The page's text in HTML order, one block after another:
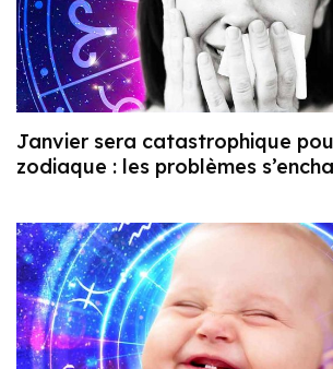
Janvier sera catastrophique
zodiaque : les problèmes